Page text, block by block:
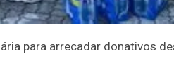
para arrecadar donativos